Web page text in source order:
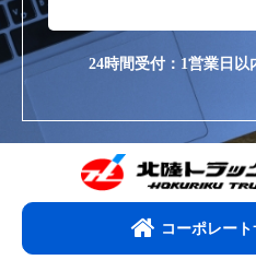
24時間受付：1営業日
コーポレー